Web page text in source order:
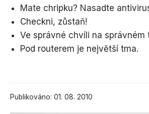
Mate chripku? Nasadte
Checkni, zůstaň!
Ve správné chvíli na správném
Pod routerem je největší tma.
Publikováno: 01. 08. 2010